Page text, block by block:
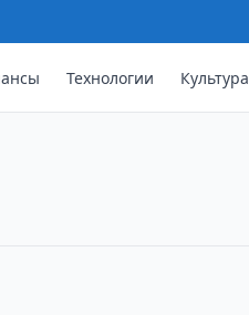
Технологии Культура
раза.